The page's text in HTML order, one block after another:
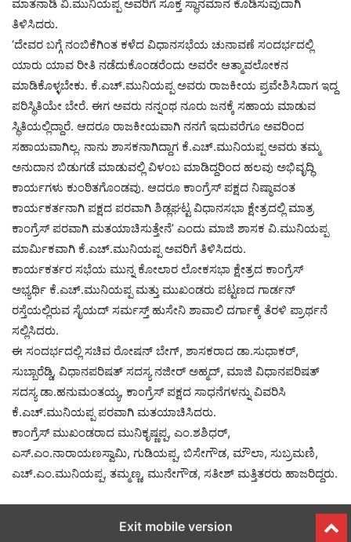
ಮಾತನಾಡಿ ವಿ.ಮುನಿಯಪ್ಪ ಅವರಿಗೆ ಸೂಕ್ತ ಸ್ಥಾನಮಾನ ಕೊಡಿಸುವುದಾಗಿ
ತಿಳಿಸಿದರು.
‘ದೇವರ ಬಗ್ಗೆ ನಂಬಿಕೆಗಿಂತ ಕಳೆದ ವಿಧಾನಸಭೆಯ ಚುನಾವಣೆ ಸಂದರ್ಭದಲ್ಲಿ
ಯಾರು ಯಾವ ರೀತಿ ನಡೆದುಕೊಂಡರೆಂದು ಅವರೇ ಆತ್ಮಾವಲೋಕನ
ಮಾಡಿಕೊಳ್ಳಬೇಕು. ಕೆ.ಎಚ್.ಮುನಿಯಪ್ಪ ಅವರು ರಾಜಕೀಯ ಪ್ರವೇಶಿಸಿದಾಗ ಇದ್ದ
ಪರಿಸ್ಥಿತಿಯೇ ಬೇರೆ. ಈಗ ಅವರು ನನ್ನಂಥ ನೂರು ಜನಕ್ಕೆ ಸಹಾಯ ಮಾಡುವ
ಸ್ಥಿತಿಯಲ್ಲಿದ್ದಾರೆ. ಆದರೂ ರಾಜಕೀಯವಾಗಿ ನನಗೆ ಇದುವರೆಗೂ ಅವರಿಂದ
ಸಹಾಯವಾಗಿಲ್ಲ. ನಾನು ಶಾಸಕನಾಗಿದ್ದಾಗ ಕೆ.ಎಚ್.ಮುನಿಯಪ್ಪ ಅವರು ತಮ್ಮ
ಅನುದಾನ ಬಿಡುಗಡೆ ಮಾಡುವಲ್ಲಿ ವಿಳಂಬ ಮಾಡಿದ್ದರಿಂದ ಹಲವು ಅಭಿವೃದ್ಧಿ
ಕಾರ್ಯಗಳು ಕುಂಠಿತಗೊಂಡವು. ಆದರೂ ಕಾಂಗ್ರೆಸ್ ಪಕ್ಷದ ನಿಷ್ಠಾವಂತ
ಕಾರ್ಯಕರ್ತನಾಗಿ ಪಕ್ಷದ ಪರವಾಗಿ ಶಿಡ್ಲಘಟ್ಟ ವಿಧಾನಸಭಾ ಕ್ಷೇತ್ರದಲ್ಲಿ ಮಾತ್ರ
ಕಾಂಗ್ರೆಸ್ ಪರವಾಗಿ ಮತಯಾಚಿಸುತ್ತೇನೆ’ ಎಂದು ಮಾಜಿ ಶಾಸಕ ವಿ.ಮುನಿಯಪ್ಪ
ಮಾರ್ಮಿಕವಾಗಿ ಕೆ.ಎಚ್.ಮುನಿಯಪ್ಪ ಅವರಿಗೆ ತಿಳಿಸಿದರು.
ಕಾರ್ಯಕರ್ತರ ಸಭೆಯ ಮುನ್ನ ಕೋಲಾರ ಲೋಕಸಭಾ ಕ್ಷೇತ್ರದ ಕಾಂಗ್ರೆಸ್
ಅಭ್ಯರ್ಥಿ ಕೆ.ಎಚ್.ಮುನಿಯಪ್ಪ ಮತ್ತು ಮುಖಂಡರು ಪಟ್ಟಣದ ಗಾರ್ಡನ್
ರಸ್ತೆಯಲ್ಲಿರುವ ಸೈಯದ್ ಸರ್ಮಸ್ತ್ ಹುಸೇನಿ ಶಾವಾಲಿ ದರ್ಗಾಕ್ಕೆ ತೆರಳಿ ಪ್ರಾರ್ಥನೆ
ಸಲ್ಲಿಸಿದರು.
ಈ ಸಂದರ್ಭದಲ್ಲಿ ಸಚಿವ ರೋಷನ್ ಬೇಗ್, ಶಾಸಕರಾದ ಡಾ.ಸುಧಾಕರ್,
ಸುಬ್ಬಾರೆಡ್ಡಿ, ವಿಧಾನಪರಿಷತ್ ಸದಸ್ಯ ನಜೀರ್ ಅಹ್ಮದ್, ಮಾಜಿ ವಿಧಾನಪರಿಷತ್
ಸದಸ್ಯ ಡಾ.ಹನುಮಂತಯ್ಯ, ಕಾಂಗ್ರೆಸ್ ಪಕ್ಷದ ಸಾಧನೆಗಳನ್ನು ವಿವರಿಸಿ
ಕೆ.ಎಚ್.ಮುನಿಯಪ್ಪ ಪರವಾಗಿ ಮತಯಾಚಿಸಿದರು.
ಕಾಂಗ್ರೆಸ್ ಮುಖಂಡರಾದ ಮುನಿಕೃಷ್ಣಪ್ಪ, ಎಂ.ಶಶಿಧರ್,
ಎಸ್.ಎಂ.ನಾರಾಯಣಸ್ವಾಮಿ, ಗುಡಿಯಪ್ಪ, ಬಿಸೇಗೌಡ, ಮೌಲಾ, ಸುಬ್ರಮಣಿ,
ಎಚ್.ಎಂ.ಮುನಿಯಪ್ಪ, ತಮ್ಮಣ್ಣ, ಮುನೇಗೌಡ, ಸತೀಶ್ ಮತ್ತಿತರರು ಹಾಜರಿದ್ದರು.
Exit mobile version